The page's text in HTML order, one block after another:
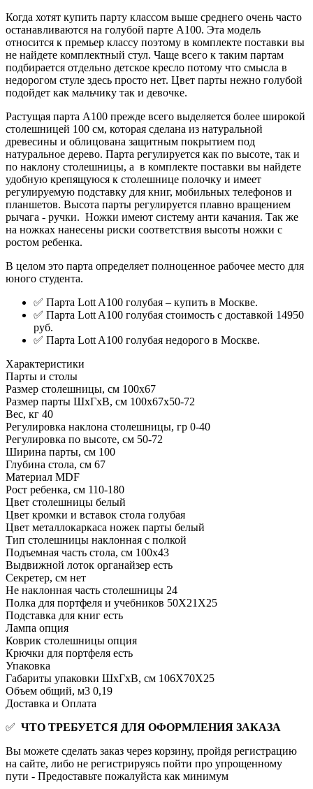
Когда хотят купить парту классом выше среднего очень часто
останавливаются на голубой парте А100. Эта модель
относится к премьер классу поэтому в комплекте поставки вы
не найдете комплектный стул. Чаще всего к таким партам
подбирается отдельно детское кресло потому что смысла в
недорогом стуле здесь просто нет. Цвет парты нежно голубой
подойдет как мальчику так и девочке.
Растущая парта А100 прежде всего выделяется более широкой
столешницей 100 см, которая сделана из натуральной
древесины и облицована защитным покрытием под
натуральное дерево. Парта регулируется как по высоте, так и
по наклону столешницы, а в комплекте поставки вы найдете
удобную крепящуюся к столешнице полочку и имеет
регулируемую подставку для книг, мобильных телефонов и
планшетов. Высота парты регулируется плавно вращением
рычага - ручки. Ножки имеют систему анти качания. Так же
на ножках нанесены риски соответствия высоты ножки с
ростом ребенка.
В целом это парта определяет полноценное рабочее место для
юного студента.
✅ Парта Lott A100 голубая – купить в Москве.
✅ Парта Lott A100 голубая стоимость с доставкой 14950
руб.
✅ Парта Lott A100 голубая недорого в Москве.
Характеристики
Парты и столы
Размер столешницы, см 100х67
Размер парты ШхГхВ, см 100х67х50-72
Вес, кг 40
Регулировка наклона столешницы, гр 0-40
Регулировка по высоте, см 50-72
Ширина парты, см 100
Глубина стола, см 67
Материал MDF
Рост ребенка, см 110-180
Цвет столешницы белый
Цвет кромки и вставок стола голубая
Цвет металлокаркаса ножек парты белый
Тип столешницы наклонная с полкой
Подъемная часть стола, см 100x43
Выдвижной лоток органайзер есть
Секретер, см нет
Не наклонная часть столешницы 24
Полка для портфеля и учебников 50X21X25
Подставка для книг есть
Лампа опция
Коврик столешницы опция
Крючки для портфеля есть
Упаковка
Габариты упаковки ШхГхВ, см 106X70X25
Объем общий, м3 0,19
Доставка и Оплата
✅ ЧТО ТРЕБУЕТСЯ ДЛЯ ОФОРМЛЕНИЯ ЗАКАЗА
Вы можете сделать заказ через корзину, пройдя регистрацию
на сайте, либо не регистрируясь пойти про упрощенному
пути - Предоставьте пожалуйста как минимум